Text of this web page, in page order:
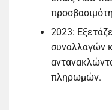
2023:
συναλλαγών
πληρωμών.